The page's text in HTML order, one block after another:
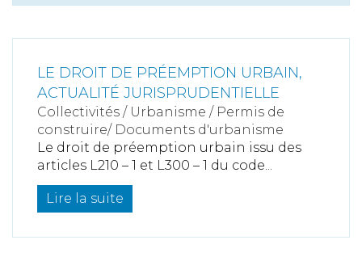
LE DROIT DE PRÉEMPTION URBAIN,
ACTUALITÉ JURISPRUDENTIELLE
Collectivités / Urbanisme / Permis de
construire/ Documents d'urbanisme
Le droit de préemption urbain issu des
articles L210 – 1 et L300 – 1 du code...
Lire la suite